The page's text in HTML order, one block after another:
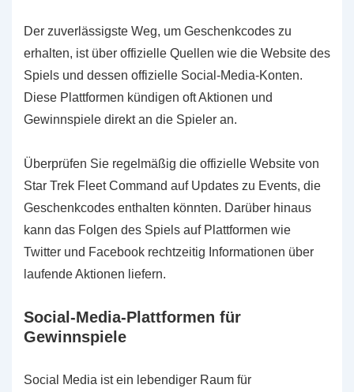
Der zuverlässigste Weg, um Geschenkcodes zu
erhalten, ist über offizielle Quellen wie die Website des
Spiels und dessen offizielle Social-Media-Konten.
Diese Plattformen kündigen oft Aktionen und
Gewinnspiele direkt an die Spieler an.
Überprüfen Sie regelmäßig die offizielle Website von
Star Trek Fleet Command auf Updates zu Events, die
Geschenkcodes enthalten könnten. Darüber hinaus
kann das Folgen des Spiels auf Plattformen wie
Twitter und Facebook rechtzeitig Informationen über
laufende Aktionen liefern.
Social-Media-Plattformen für
Gewinnspiele
Social Media ist ein lebendiger Raum für